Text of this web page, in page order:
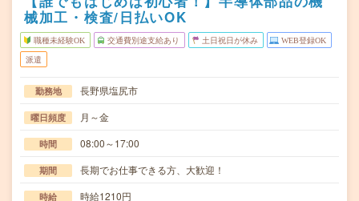
械加工・検査/日払いOK
職種未経験OK 交通費別途支給あり 土日祝日が休み WEB登録OK
派遣
勤務地 長野県塩尻市
曜日頻度 月～金
時間 08:00～17:00
期間 長期でお仕事できる方、大歓迎！
時給 時給1210円